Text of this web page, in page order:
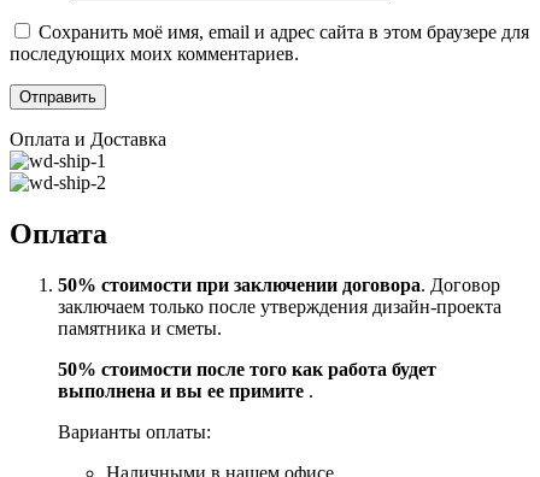
Сохранить моё имя, email и адрес сайта в этом браузере для
последующих моих комментариев.
Оплата и Доставка
Оплата
50% стоимости при заключении договора. Договор
заключаем только после утверждения дизайн-проекта
памятника и сметы.
50% стоимости после того как работа будет
выполнена и вы ее примите .
Варианты оплаты:
Наличными в нашем офисе